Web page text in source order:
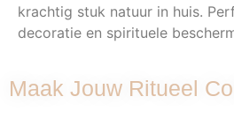
krachtig stuk natuur in huis.
decoratie en spirituele
Maak Jouw Ritueel